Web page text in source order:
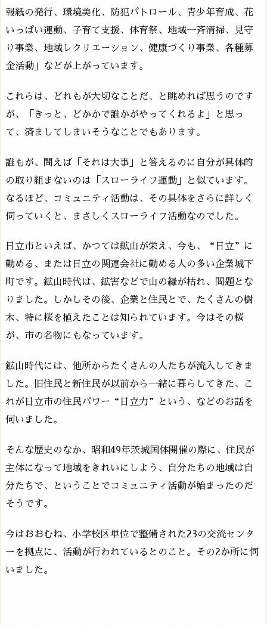
報紙の発行、環境美化、防犯パトロール、青少年育成、花
いっぱい運動、子育て支援、体育祭、地域一斉清掃、見守
り事業、地域レクリエーション、健康づくり事業、各種募
金活動」などが上がっています。
これらは、どれもが大切なことだ、と眺めれば思うのです
が、「きっと、どかかで誰かがやってくれるよ」と思っ
て、済ましてしまいそうなことでもあります。
誰もが、問えば「それは大事」と答えるのに自分が具体的
の取り組まないのは「スローライフ運動」と似ています。
なるほど、コミュニティ活動は、その具体をさらに詳しく
伺っていくと、まさしくスローライフ活動なのでした。
日立市といえば、かつては鉱山が栄え、今も、“日立”に
勤める、または日立の関連会社に勤める人の多い企業城下
町です。鉱山時代は、鉱害などで山の緑が枯れ、問題とな
りました。しかしその後、企業と住民とで、たくさんの樹
木、特に桜を植えたことは知られています。今はその桜
が、市の名物にもなっています。
鉱山時代には、他所からたくさんの人たちが流入してきま
した。旧住民と新住民が以前から一緒に暮らしてきた、こ
れが日立市の住民パワー“日立力”という、などのお話を
伺いました。
そんな歴史のなか、昭和49年茨城国体開催の際に、住民が
主体になって地域をきれいにしよう、自分たちの地域は自
分たちで、ということでコミュニティ活動が始まったのだ
そうです。
今はおおむね、小学校区単位で整備された23の交流センタ
ーを拠点に、活動が行われているとのこと。その2か所に伺
いました。